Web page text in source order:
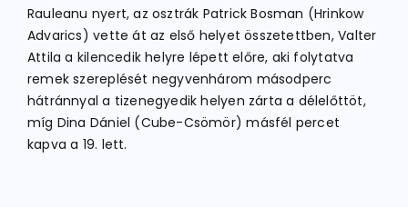
Rauleanu nyert, az osztrák Patrick Bosman (Hrinkow
Advarics) vette át az első helyet összetettben, Valter
Attila a kilencedik helyre lépett előre, aki folytatva
remek szereplését negyvenhárom másodperc
hátránnyal a tizenegyedik helyen zárta a délelőttöt,
míg Dina Dániel (Cube-Csömör) másfél percet
kapva a 19. lett.